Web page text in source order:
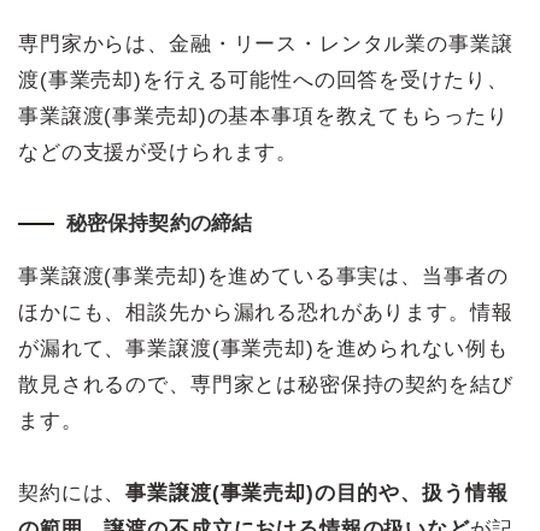
専門家からは、金融・リース・レンタル業の事業譲
渡(事業売却)を行える可能性への回答を受けたり、
事業譲渡(事業売却)の基本事項を教えてもらったり
などの支援が受けられます。
秘密保持契約の締結
事業譲渡(事業売却)を進めている事実は、当事者の
ほかにも、相談先から漏れる恐れがあります。情報
が漏れて、事業譲渡(事業売却)を進められない例も
散見されるので、専門家とは秘密保持の契約を結び
ます。
契約には、事業譲渡(事業売却)の目的や、扱う情報